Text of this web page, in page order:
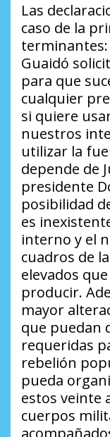
Las
caso de la
terminantes:
Guaidó
para que
cualquier
si quiere
nuestros
utilizar la
depende de
presidente
posibilidad
es
interno y el
cuadros de
elevados
producir.
mayor
que puedan
requeridas
rebelión
pueda
estos veinte
cuerpos